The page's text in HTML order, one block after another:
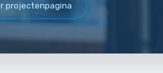
projectenpagina